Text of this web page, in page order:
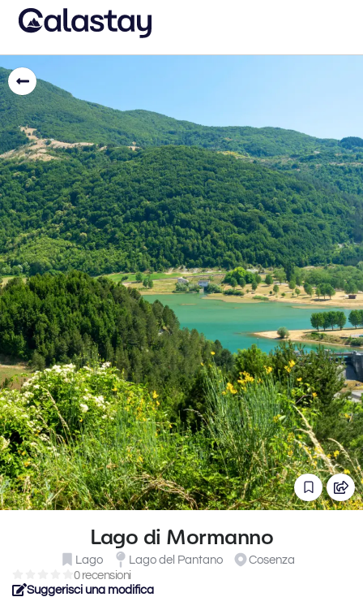
Lago di Mormanno
Lago Lago del Pantano
Cosenza
0 recensioni
Suggerisci una modifica